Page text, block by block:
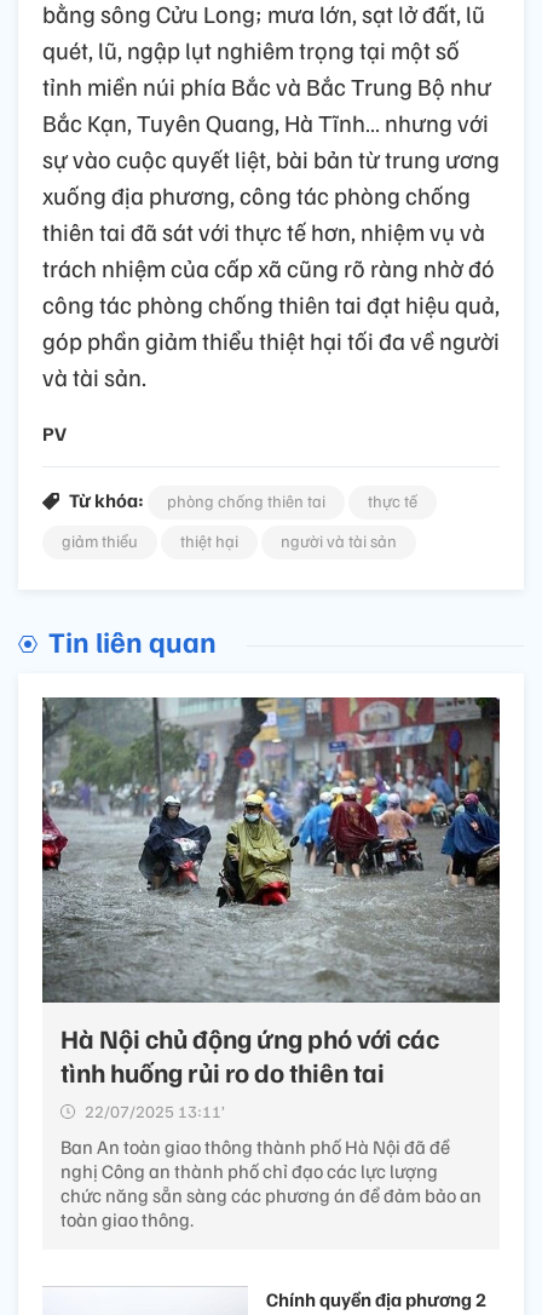
bằng sông Cửu Long; mưa lớn, sạt lở đất, lũ
quét, lũ, ngập lụt nghiêm trọng tại một số
tỉnh miền núi phía Bắc và Bắc Trung Bộ như
Bắc Kạn, Tuyên Quang, Hà Tĩnh… nhưng với
sự vào cuộc quyết liệt, bài bản từ trung ương
xuống địa phương, công tác phòng chống
thiên tai đã sát với thực tế hơn, nhiệm vụ và
trách nhiệm của cấp xã cũng rõ ràng nhờ đó
công tác phòng chống thiên tai đạt hiệu quả,
góp phần giảm thiểu thiệt hại tối đa về người
và tài sản.
PV
Từ khóa: phòng chống thiên tai
thực tế
giảm thiểu
thiệt hại người và tài sản
Tin liên quan
Hà Nội chủ động ứng phó với các
tình huống rủi ro do thiên tai
22/07/2025 13:11’
Ban An toàn giao thông thành phố Hà Nội đã đề
nghị Công an thành phố chỉ đạo các lực lượng
chức năng sẵn sàng các phương án để đảm bảo an
toàn giao thông.
Chính quyền địa phương 2